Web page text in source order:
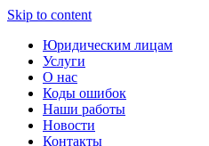
Skip to content
Юридическим лицам
Услуги
О нас
Коды ошибок
Наши работы
Новости
Контакты